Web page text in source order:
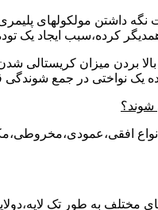
داشتن مولکولهای پلیمری
کرده،سبب ایجاد یک
بردن میزان
یک نواختی در جمع شوندگی
شوند؟
مختلف به طور تک